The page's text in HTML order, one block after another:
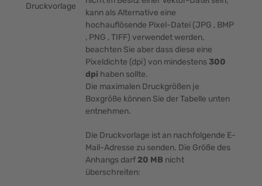
Druckvorlage
kann als Alternative eine
hochauflösende Pixel-Datei (JPG , BMP
, PNG , TIFF) verwendet werden,
beachten Sie aber dass diese eine
Pixeldichte (dpi) von mindestens300
dpi haben sollte.
Die maximalen Druckgrößen je
Boxgröße können Sie der Tabelle unten
entnehmen.
Die Druckvorlage ist an nachfolgende E-
Mail-Adresse zu senden. Die Größe des
Anhangs darf20 MB nicht
überschreiten: